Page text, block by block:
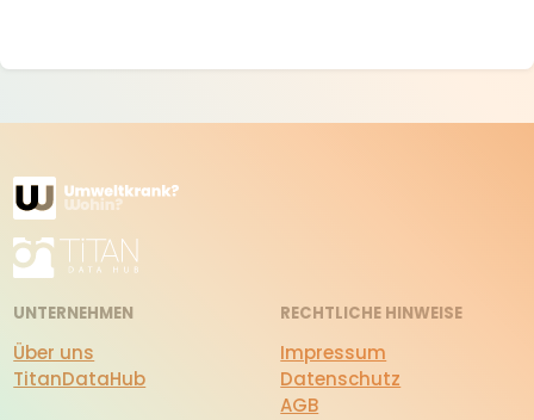
UNTERNEHMEN
Über uns
TitanDataHub
RECHTLICHE HINWEISE
Impressum
Datenschutz
AGB